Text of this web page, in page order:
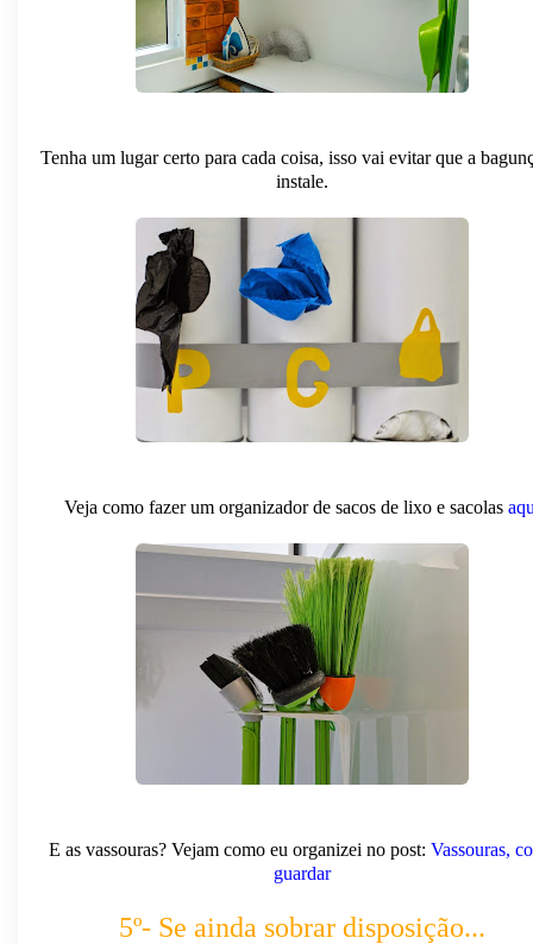
Tenha um lugar certo para cada coisa, isso vai evitar que a
instale.
Veja como fazer um organizador de sacos de lixo e sacolas
E as vassouras? Vejam como eu organizei no post: Vassouras,
guardar
5º- Se ainda sobrar disposição...